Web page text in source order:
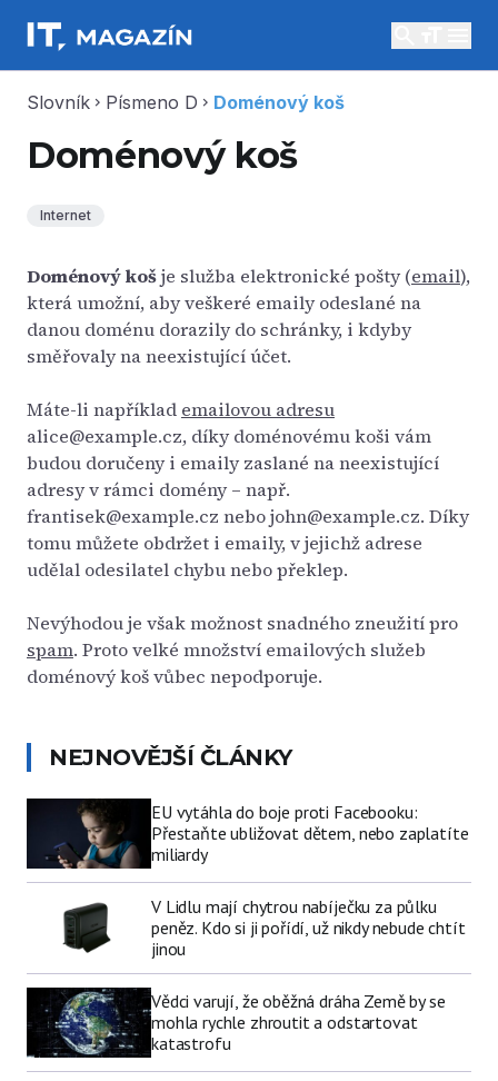
Slovník chevron_right Písmeno D chevron_right Doménový koš
Doménový koš
Internet
Doménový košje služba elektronické pošty (email),
která umožní, aby veškeré emaily odeslané na
danou doménu dorazily do schránky, i kdyby
směřovaly na neexistující účet.
Máte-li například emailovou adresu
alice@example.cz, díky doménovému koši vám
budou doručeny i emaily zaslané na neexistující
adresy v rámci domény – např.
frantisek@example.cz nebojohn@example.cz. Díky
tomu můžete obdržet i emaily, v jejichž adrese
udělal odesilatel chybu nebo překlep.
Nevýhodou je však možnost snadného zneužití pro
spam. Proto velké množství emailových služeb
doménový koš vůbec nepodporuje.
NEJNOVĚJŠÍ ČLÁNKY
EU vytáhla do boje proti Facebooku:
Přestaňte ubližovat dětem, nebo zaplatíte
miliardy
V Lidlu mají chytrou nabíječku za půlku
peněz. Kdo si ji pořídí, už nikdy nebude chtít
jinou
Vědci varují, že oběžná dráha Země by se
mohla rychle zhroutit a odstartovat
katastrofu